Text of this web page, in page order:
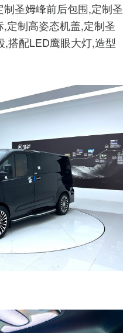
圣姆峰前后包围,定制圣
定制高姿态机盖,定制圣
搭配LED鹰眼大灯,造型